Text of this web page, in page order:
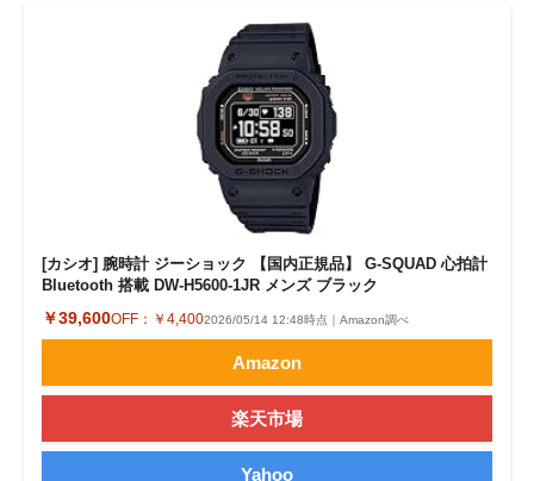
[カシオ] 腕時計 ジーショック 【国内正規品】 G-SQUAD 心拍計
Bluetooth 搭載 DW-H5600-1JR メンズ ブラック
￥39,600OFF： ￥4,4002026/05/14 12:48時点｜Amazon調べ
Amazon
楽天市場
Yahoo